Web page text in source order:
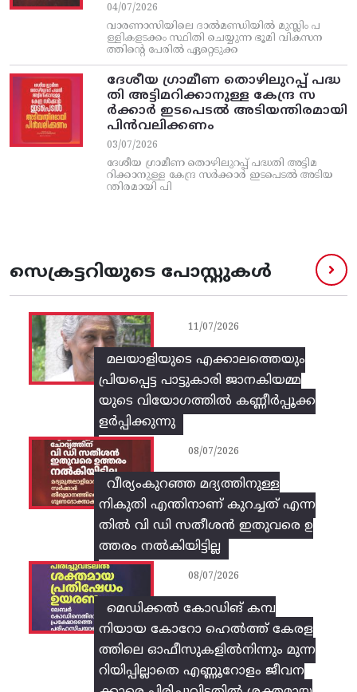
04/07/2026
വാരണാസിയിലെ ദാൽമണ്ഡിയിൽ മുസ്ലിം പ
ള്ളികളടക്കം സ്ഥിതി ചെയ്യുന്ന ഭൂമി വികസന
ത്തിന്റെ പേരിൽ ഏറ്റെടുക്ക
ദേശീയ ഗ്രാമീണ തൊഴിലുറപ്പ്‌ പദ്ധ
തി അട്ടിമറിക്കാനുള്ള കേന്ദ്ര സ
ര്‍ക്കാര്‍ ഇടപെടല്‍ അടിയന്തിരമായി
പിന്‍വലിക്കണം
03/07/2026
ദേശീയ ഗ്രാമീണ തൊഴിലുറപ്പ്‌ പദ്ധതി അട്ടിമ
റിക്കാനുള്ള കേന്ദ്ര സര്‍ക്കാര്‍ ഇടപെടല്‍ അടിയ
ന്തിരമായി പി
സെക്രട്ടറിയുടെ പോസ്റ്റുകൾ
മലയാളിയുടെ എക്കാലത്തെയും
പ്രിയപ്പെട്ട പാട്ടുകാരി ജാനകിയമ്മ
യുടെ വിയോഗത്തിൽ കണ്ണീർപ്പൂക്ക
ളർപ്പിക്കുന്നു
11/07/2026
വീര്യംകുറഞ്ഞ മദ്യത്തിനുള്ള
നികുതി എന്തിനാണ് കുറച്ചത് എന്ന
തിൽ വി ഡി സതീശൻ ഇതുവരെ ഉ
ത്തരം നൽകിയിട്ടില്ല
08/07/2026
മെഡിക്കൽ കോഡിങ് കമ്പ
നിയായ കോറോ ഹെൽത്ത് കേരള
ത്തിലെ ഓഫീസുകളിൽനിന്നും മുന്ന
റിയിപ്പില്ലാതെ എണ്ണൂറോളം ജീവന
08/07/2026